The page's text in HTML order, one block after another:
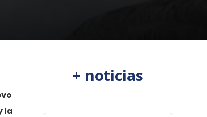
la
+ noticias